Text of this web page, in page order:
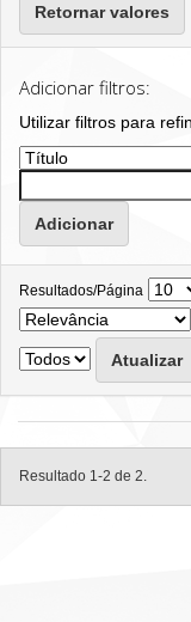
Retornar valores
Adicionar filtros:
Utilizar filtros para
Resultados/Página
Resultado 1-2 de 2.